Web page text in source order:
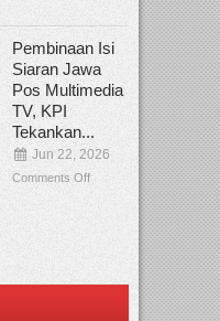
Pembinaan Isi
Siaran Jawa
Pos Multimedia
TV, KPI
Tekankan...
Jun 22, 2026
Comments Off